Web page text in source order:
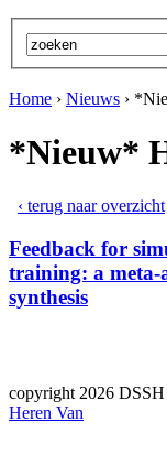
Home › Nieuws ›
*Nieuw*
‹ terug naar overzicht
Feedback for
training: a meta-
synthesis
copyright 2026 DSSH
Heren Van